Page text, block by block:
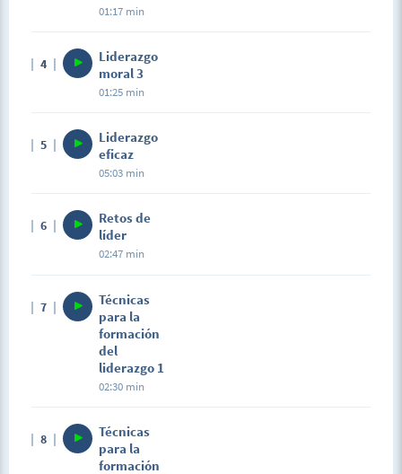
01:17 min
4
Liderazgo
moral 3
01:25 min
5
Liderazgo
eficaz
05:03 min
6
Retos de
líder
02:47 min
7
Técnicas
para la
formación
del
liderazgo 1
02:30 min
8
Técnicas
para la
formación